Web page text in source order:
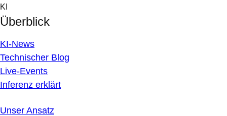
Skip
to
content
KI
Überblick
KI-News
Technischer Blog
Live-Events
Inferenz erklärt
Unser Ansatz